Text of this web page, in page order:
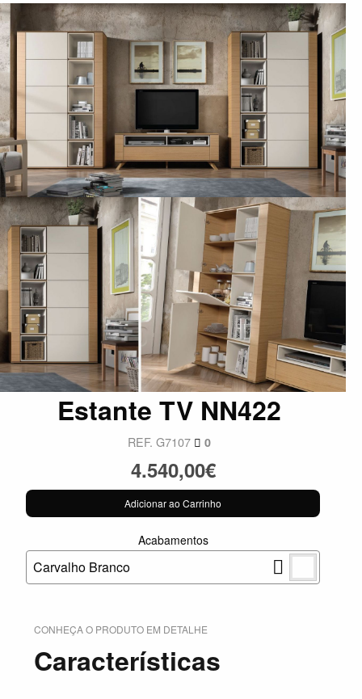
Estante TV NN422
REF. G7107 0
4.540,00€
Adicionar ao Carrinho
Acabamentos
Carvalho Branco
CONHEÇA O PRODUTO EM DETALHE
Características